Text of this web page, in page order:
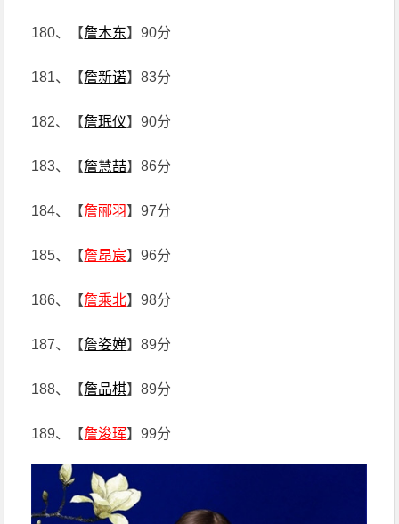
180、【詹木东】90分
181、【詹新诺】83分
182、【詹珉仪】90分
183、【詹慧喆】86分
184、【詹郦羽】97分
185、【詹昂宸】96分
186、【詹乘北】98分
187、【詹姿婵】89分
188、【詹品棋】89分
189、【詹浚珲】99分